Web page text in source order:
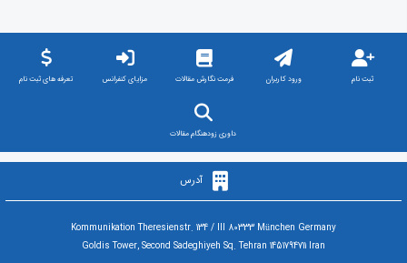
ثبت نام ورود کاربران فرمت نگارش مقالات مزایای کنفرانس تعرفه های ثبت نام
داوری زودهنگام مقالات
آدرس
Kommunikation Theresienstr. 134 / III 80333 München Germany
Goldis Tower, Second Sadeghiyeh Sq. Tehran 1451794711 Iran